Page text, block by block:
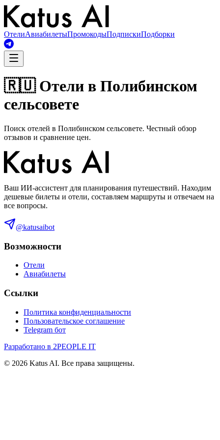
ОтелиАвиабилетыПромокодыПодпискиПодборки
🇷🇺 Отели в Полибинском
сельсовете
Поиск отелей в Полибинском сельсовете. Честный обзор
отзывов и сравнение цен.
Ваш ИИ-ассистент для планирования путешествий. Находим
дешевые билеты и отели, составляем маршруты и отвечаем на
все вопросы.
@katusaibot
Возможности
Отели
Авиабилеты
Ссылки
Политика конфиденциальности
Пользовательское соглашение
Telegram бот
Разработано в 2PEOPLE IT
© 2026 Katus AI. Все права защищены.